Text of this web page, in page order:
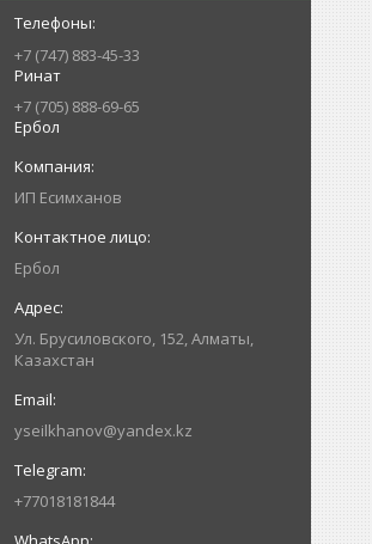
+7 (747) 883-45-33
Ринат
+7 (705) 888-69-65
Ербол
ИП Есимxанов
Ербол
Ул. Брусиловского, 152, Алматы,
Казахстан
yseilkhanov@yandex.kz
+77018181844